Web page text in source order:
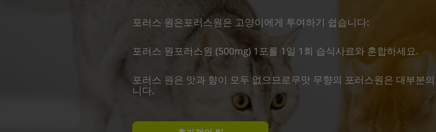
포러스 원은포러스원은 고양이에게 투여하기 쉽습니다:
포러스 원포러스원 (500mg) 1포를 1일 1회 습식사료와 혼합하세요.
포러스 원은 맛과 향이 모두 없으므로무맛 무향의 포러스원은 대부분
니다.